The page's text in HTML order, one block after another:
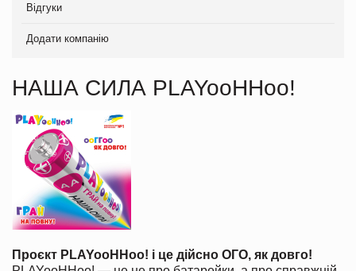
Відгуки
Додати компанію
НАША СИЛА PLAYooHHoo!
Проєкт PLAYooHHoo! і це дійсно ОГО, як довго!